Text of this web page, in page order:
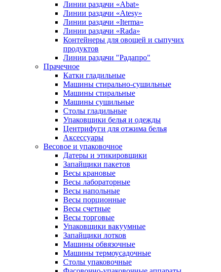
Линии раздачи «Abat»
Линии раздачи «Atesy»
Линии раздачи «Iterma»
Линии раздачи «Rada»
Контейнеры для овощей и сыпучих
продуктов
Линии раздачи "Радапро"
Прачечное
Катки гладильные
Машины стирально-сушильные
Машины стиральные
Машины сушильные
Столы гладильные
Упаковщики белья и одежды
Центрифуги для отжима белья
Аксессуары
Весовое и упаковочное
Датеры и этикировщики
Запайщики пакетов
Весы крановые
Весы лабораторные
Весы напольные
Весы порционные
Весы счетные
Весы торговые
Упаковщики вакуумные
Запайщики лотков
Машины обвязочные
Машины термоусадочные
Столы упаковочные